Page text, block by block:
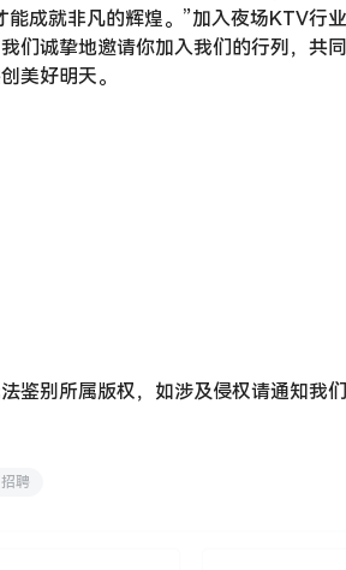
能成就非凡的辉煌。”加入夜场KTV行
们诚挚地邀请你加入我们的行列，共
美好明天。
鉴别所属版权，如涉及侵权请通知我们
招聘